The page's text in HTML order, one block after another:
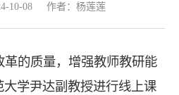
10-08 作者：杨莲莲
革的质量，增强教师教研能
学尹达副教授进行线上课